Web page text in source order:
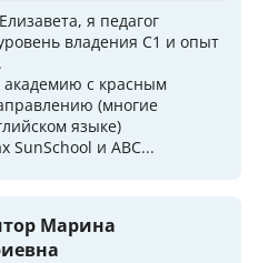
я педагог
владения C1 и опыт
академию с красным
(многие
языке)
SunSchool и ABC...
Марина